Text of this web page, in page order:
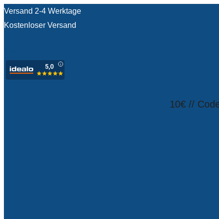
Versand 2-4 Werktage
Kostenloser Versand
10€ //